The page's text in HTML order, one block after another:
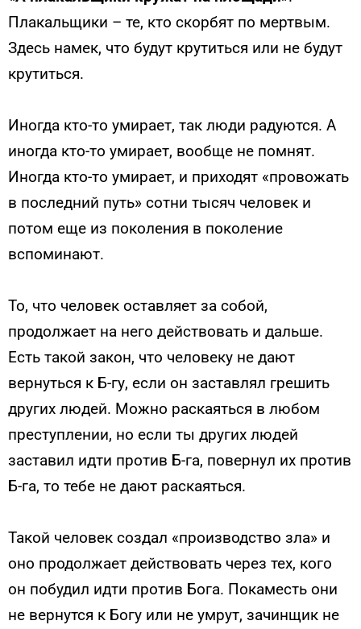
Плакальщики – те, кто скорбят по мертвым.
Здесь намек, что будут крутиться или не будут
крутиться.
Иногда кто-то умирает, так люди радуются. А
иногда кто-то умирает, вообще не помнят.
Иногда кто-то умирает, и приходят «провожать
в последний путь» сотни тысяч человек и
потом еще из поколения в поколение
вспоминают.
То, что человек оставляет за собой,
продолжает на него действовать и дальше.
Есть такой закон, что человеку не дают
вернуться к Б-гу, если он заставлял грешить
других людей. Можно раскаяться в любом
преступлении, но если ты других людей
заставил идти против Б-га, повернул их против
Б-га, то тебе не дают раскаяться.
Такой человек создал «производство зла» и
оно продолжает действовать через тех, кого
он побудил идти против Бога. Покаместь они
не вернутся к Богу или не умрут, зачинщик не